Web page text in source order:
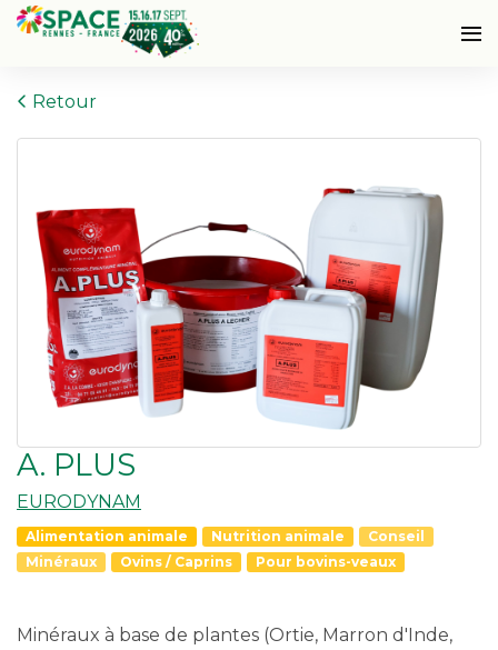
Retour
A. PLUS
EURODYNAM
Alimentation animale Nutrition animale
Conseil
Minéraux
Ovins / Caprins Pour bovins-veaux
Minéraux à base de plantes (Ortie, Marron d'Inde,